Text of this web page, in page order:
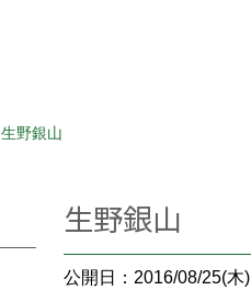
生野銀山
生野銀山
公開日：2016/08/25(木)